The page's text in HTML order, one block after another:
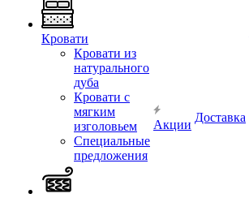
Кровати
Кровати из
натурального
дуба
Кровати с
мягким
изголовьем
Специальные
предложения
Акции
Доставка